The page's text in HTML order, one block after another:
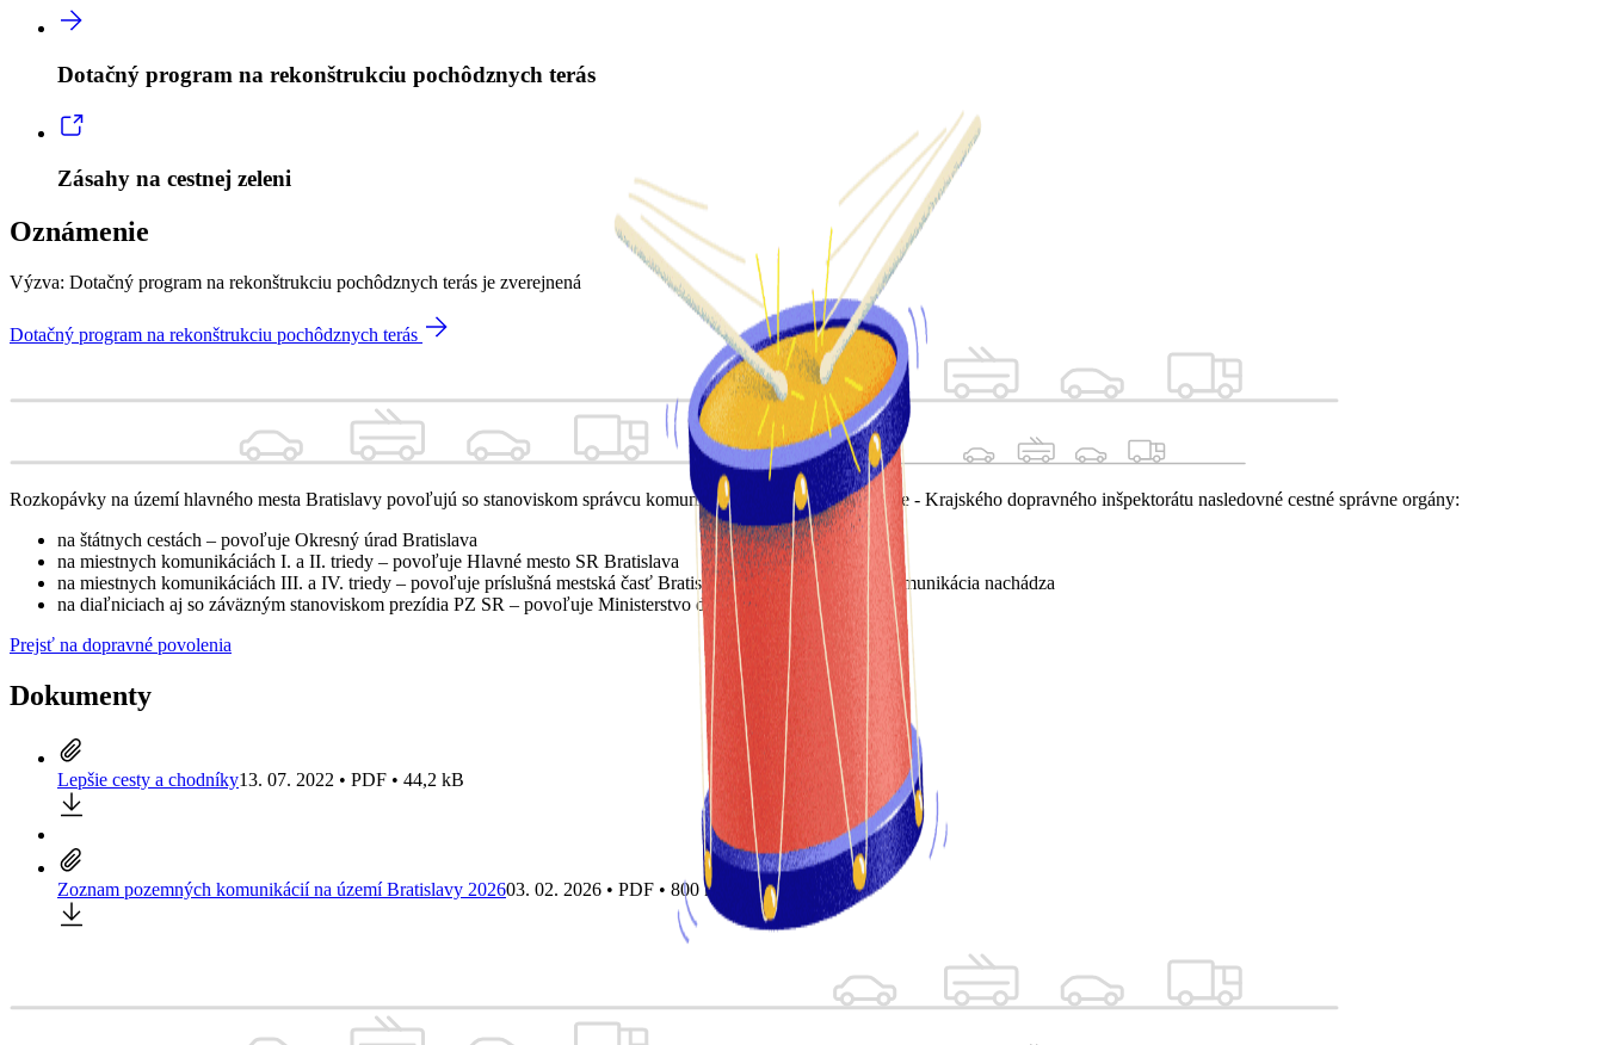
Dotačný program na rekonštrukciu pochôdznych terás
Zásahy na cestnej zeleni
Oznámenie
Výzva: Dotačný program na rekonštrukciu pochôdznych terás je zverejnená
Dotačný program na rekonštrukciu pochôdznych terás
Rozkopávky na území hlavného mesta Bratislavy povoľujú so stanoviskom správcu komunikácie a KR PZ v Bratislave - Krajského dopravného inšpektorátu nasledovné cestné správne orgány:
na štátnych cestách – povoľuje Okresný úrad Bratislava
na miestnych komunikáciách I. a II. triedy – povoľuje Hlavné mesto SR Bratislava
na miestnych komunikáciách III. a IV. triedy – povoľuje príslušná mestská časť Bratislavy, na ktorej území sa komunikácia nachádza
na diaľniciach aj so záväzným stanoviskom prezídia PZ SR – povoľuje Ministerstvo dopravy a výstavby SR
Prejsť na dopravné povolenia
Dokumenty
Lepšie cesty a chodníky13. 07. 2022 • PDF • 44,2 kB
Zoznam pozemných komunikácií na území Bratislavy 202603. 02. 2026 • PDF • 800 kB